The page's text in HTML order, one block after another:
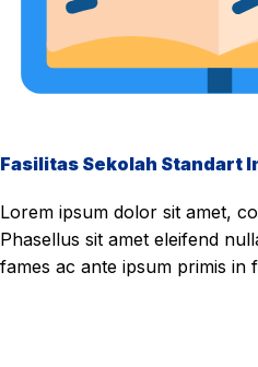
Fasilitas Sekolah Standart
Lorem ipsum dolor sit amet,
Phasellus sit amet eleifend
fames ac ante ipsum primis in